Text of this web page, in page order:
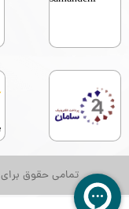
تمامی حقوق برای forminehgroup.com محفوظ است.